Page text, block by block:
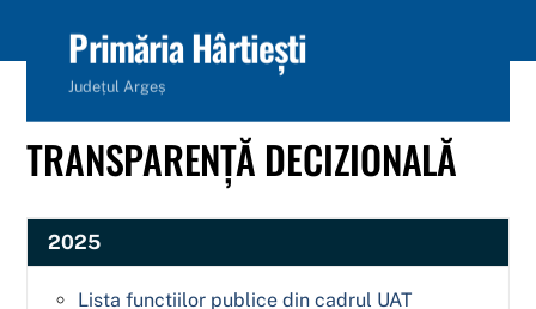
Primăria Hârtiești
Județul Argeș
TRANSPARENȚĂ DECIZIONALĂ
2025
Lista functiilor publice din cadrul UAT